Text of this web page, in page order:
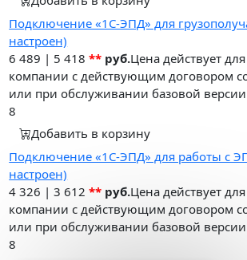
Подключение «1С-ЭПД» для
настроен)
6 489 | 5 418** руб.Цена действует
компании с действующим договором
или при обслуживании базовой
8
Добавить в корзину
Подключение «1С-ЭПД» для работы с
настроен)
4 326 |3 612** руб.Цена действует
компании с действующим договором
или при обслуживании базовой
8